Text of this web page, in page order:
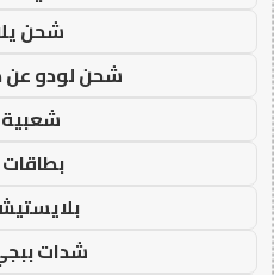
شحن
شحن لودو عن
بطاقات
شدات